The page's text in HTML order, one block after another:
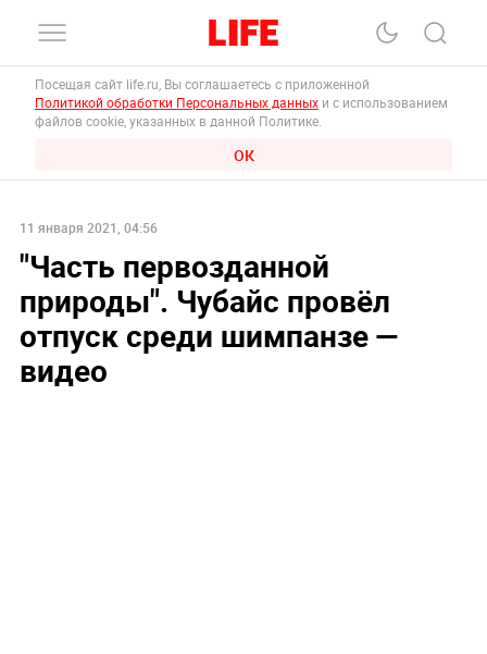
Посещая сайт life.ru, Вы соглашаетесь с приложенной
Политикой обработки Персональных данных и с использованием
файлов cookie, указанных в данной Политике.
ОК
11 января 2021, 04:56
"Часть первозданной
природы". Чубайс провёл
отпуск среди шимпанзе —
видео